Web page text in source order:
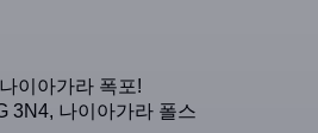
이아가라 폭포!
3N4, 나이아가라 폴스